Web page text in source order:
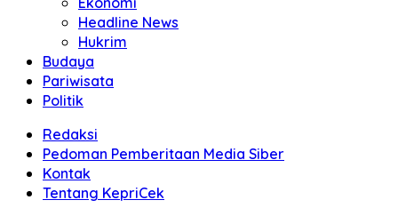
Headline News
Hukrim
Budaya
Pariwisata
Politik
Redaksi
Pedoman Pemberitaan Media Siber
Kontak
Tentang KepriCek